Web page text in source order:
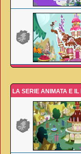
LA SERIE ANIMATA E